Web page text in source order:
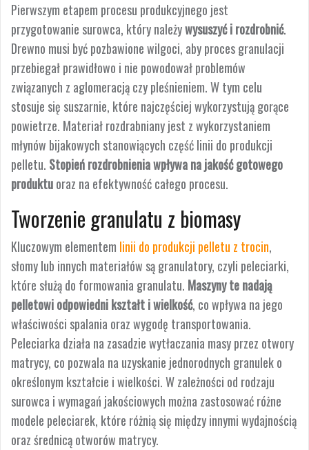
Pierwszym etapem procesu produkcyjnego jest
przygotowanie surowca, który należywysuszyć i rozdrobnić.
Drewno musi być pozbawione wilgoci, aby proces granulacji
przebiegał prawidłowo i nie powodował problemów
związanych z aglomeracją czy pleśnieniem. W tym celu
stosuje się suszarnie, które najczęściej wykorzystują gorące
powietrze. Materiał rozdrabniany jest z wykorzystaniem
młynów bijakowych stanowiących część linii do produkcji
pelletu. Stopień rozdrobnienia wpływa na jakość gotowego
produktuoraz na efektywność całego procesu.
Tworzenie granulatu z biomasy
Kluczowym elementem linii do produkcji pelletu z trocin,
słomy lub innych materiałów są granulatory, czyli peleciarki,
które służą do formowania granulatu. Maszyny te nadają
pelletowi odpowiedni kształt i wielkość, co wpływa na jego
właściwości spalania oraz wygodę transportowania.
Peleciarka działa na zasadzie wytłaczania masy przez otwory
matrycy, co pozwala na uzyskanie jednorodnych granulek o
określonym kształcie i wielkości. W zależności od rodzaju
surowca i wymagań jakościowych można zastosować różne
modele peleciarek, które różnią się między innymi wydajnością
oraz średnicą otworów matrycy.